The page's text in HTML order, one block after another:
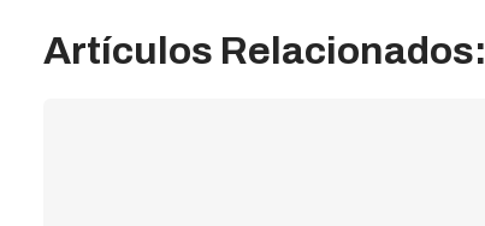
Artículos Relacionados: